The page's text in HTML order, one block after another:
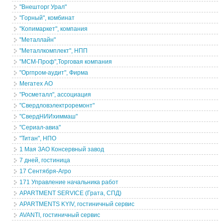
"Внешторг Урал"
"Горный", комбинат
"Копимаркет", компания
"Металлайн"
"Металлкомплект", НПП
"МСМ-Проф",Торговая компания
"Оргпром-аудит", Фирма
Мегатех АО
"Росметалл", ассоциация
"Свердловэлектроремонт"
"СвердНИИхиммаш"
"Сериал-авиа"
"Титан", НПО
1 Мая ЗАО Консервный завод
7 дней, гостиница
17 Сентября-Агро
171 Управление начальника работ
APARTMENT SERVICE (Грата, СПД)
APARTMENTS KYIV, гостиничный сервис
AVANTI, гостиничный сервис